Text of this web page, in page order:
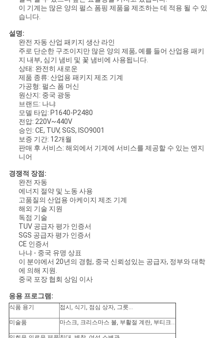
이 기계는 많은 양의 펄스 폼핑 제품을 제조하는 데 적용 될 수 있
습니다.
설명:
완전 자동 산업 패키지 생산 라인
주로 단순한 구조이지만 많은 양의 제품, 예를 들어 산업용 패키
지 내부, 심기 냄비 및 꽃 냄비에 사용됩니다.
상태: 완전히 새로운
제품 종류: 산업용 패키지 제조 기계
가공형: 펄스 폼 머신
원산지: 중국 광둥
브랜드: 나냐
모델 타입: P1640-P2480
전압: 220V~440V
승인: CE, TUV, SGS, ISO9001
보증 기간: 12개월
판매 후 서비스: 해외에서 기계에 서비스를 제공할 수 있는 엔지
니어
경쟁적 장점:
완전 자동
에너지 절약 및 노동 사용
고품질의 산업용 아케이지 제조 기계
해외 기술 지원
독점 기술
TUV 공급자 평가 인증서
SGS 공급자 평가 인증서
CE 인증서
나냐 - 중국 유명 상표
이 분야에서 20년의 경험, 중국 신뢰성있는 공급자, 정부와 대학
에 의해 지원.
중국 포장 협회 상임 이사
응용 프로그램:
식품 용기 접시, 식기, 점심 상자, 그릇...
미술품 마스크, 크리스마스 볼, 부활절 계란, 부티크...